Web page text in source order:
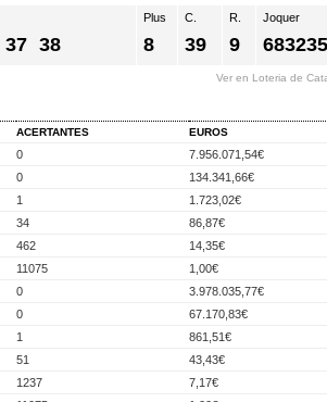
37 38
Plus
8
C.
39
R.
9
Joquer
Ver en Loteria de
ACERTANTES EUROS
0
7.956.071,54€
0
134.341,66€
1
1.723,02€
34
86,87€
462
14,35€
11075
1,00€
0
3.978.035,77€
0
67.170,83€
1
861,51€
51
43,43€
1237
7,17€